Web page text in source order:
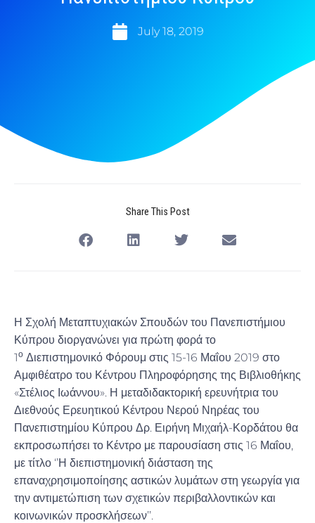
July 18, 2019
Share This Post
Η Σχολή Μεταπτυχιακών Σπουδών του Πανεπιστήμιου
Κύπρου διοργανώνει για πρώτη φορά το
1ο Διεπιστημονικό Φόρουμ στις 15-16 Μαΐου 2019 στο
Αμφιθέατρο του Κέντρου Πληροφόρησης της Βιβλιοθήκης
«Στέλιος Ιωάννου». Η μεταδιδακτορική ερευνήτρια του
Διεθνούς Ερευητικού Κέντρου Νερού Νηρέας του
Πανεπιστημίου Κύπρου Δρ. Ειρήνη Μιχαήλ-Κορδάτου θα
εκπροσωπήσει το Κέντρο με παρουσίαση στις 16 Μαΐου,
με τίτλο ‘’Η διεπιστημονική διάσταση της
επαναχρησιμοποίησης αστικών λυμάτων στη γεωργία για
την αντιμετώπιση των σχετικών περιβαλλοντικών και
κοινωνικών προσκλήσεων’’.